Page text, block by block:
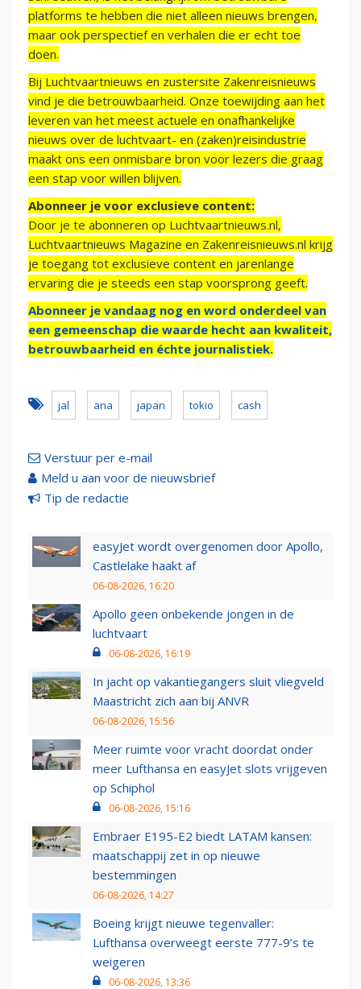
platforms te hebben die niet alleen nieuws brengen,
maar ook perspectief en verhalen die er echt toe
doen.
Bij Luchtvaartnieuws en zustersite Zakenreisnieuws
vind je die betrouwbaarheid. Onze toewijding aan het
leveren van het meest actuele en onafhankelijke
nieuws over de luchtvaart- en (zaken)reisindustrie
maakt ons een onmisbare bron voor lezers die graag
een stap voor willen blijven.
Abonneer je voor exclusieve content:
Door je te abonneren op Luchtvaartnieuws.nl,
Luchtvaartnieuws Magazine en Zakenreisnieuws.nl krijg
je toegang tot exclusieve content en jarenlange
ervaring die je steeds een stap voorsprong geeft.
Abonneer je vandaag nog en word onderdeel van
een gemeenschap die waarde hecht aan kwaliteit,
betrouwbaarheid en échte journalistiek.
jal ana japan tokio cash
Verstuur per e-mail
Meld u aan voor de nieuwsbrief
Tip de redactie
easyJet wordt overgenomen door Apollo,
Castlelake haakt af
06-08-2026, 16:20
Apollo geen onbekende jongen in de
luchtvaart
06-08-2026, 16:19
In jacht op vakantiegangers sluit vliegveld
Maastricht zich aan bij ANVR
06-08-2026, 15:56
Meer ruimte voor vracht doordat onder
meer Lufthansa en easyJet slots vrijgeven
op Schiphol
06-08-2026, 15:16
Embraer E195-E2 biedt LATAM kansen:
maatschappij zet in op nieuwe
bestemmingen
06-08-2026, 14:27
Boeing krijgt nieuwe tegenvaller:
Lufthansa overweegt eerste 777-9’s te
weigeren
06-08-2026, 13:36